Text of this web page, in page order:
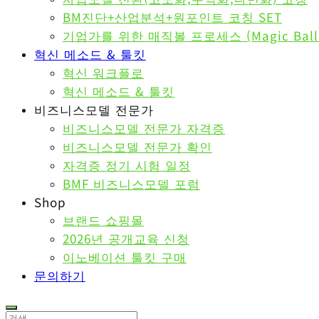
BM진단+산업분석+원포인트 코칭 SET
기업가를 위한 매직볼 프로세스 (Magic
혁신 메소드 & 툴킷
혁신 워크플로
혁신 메소드 & 툴킷
비즈니스모델 전문가
비즈니스모델 전문가 자격증
비즈니스모델 전문가 확인
자격증 정기 시험 일정
BMF 비즈니스모델 포럼
Shop
브랜드 쇼핑몰
2026년 공개교육 신청
이노베이션 툴킷 구매
문의하기